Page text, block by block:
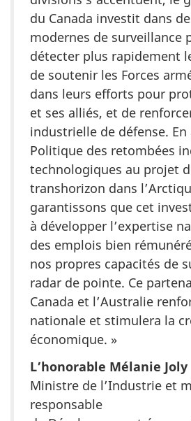
du Canada investit dans
modernes de surveillance
détecter plus rapidement
de soutenir les Forces
dans leurs efforts pour
et ses alliés, et de
industrielle de défense.
Politique des retombées
technologiques au projet
transhorizon dans
garantissons que cet
à développer l’expertise
des emplois bien
nos propres capacités de
radar de pointe. Ce
Canada et l’Australie
nationale et stimulera la
économique. »
L’honorable Mélanie Joly
Ministre de l’Industrie et
responsable